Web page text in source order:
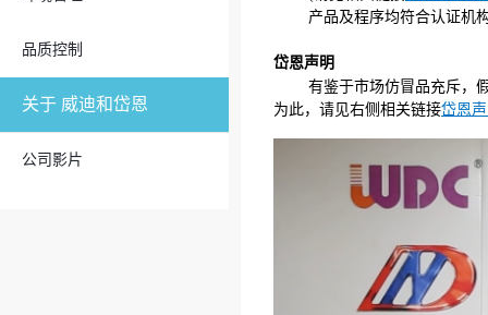
品质控制
关于 威迪和岱恩
公司影片
产品及程序均符合认证机构
岱恩声明
有鉴于市场仿冒品充斥，
为此，请见右侧相关链接岱恩